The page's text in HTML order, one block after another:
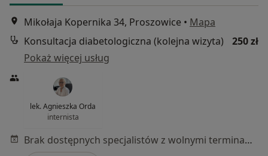
Mikołaja Kopernika 34, Proszowice • Mapa
Konsultacja diabetologiczna (kolejna wizyta)
250 zł
Pokaż więcej usług
lek. Agnieszka Orda
internista
Brak dostępnych specjalistów z wolnymi terminami w tym centrum medycznym.